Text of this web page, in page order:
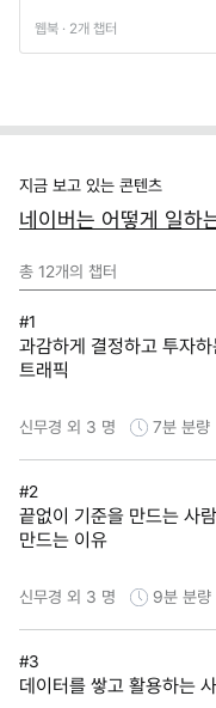
웹북 · 2개 챕터
지금 보고 있는 콘텐츠
네이버는 어떻게 일하
총 12개의 챕터
#1
과감하게 결정하고 투자
트래픽
신무경 외 3 명 7분 분량
#2
끝없이 기준을 만드는 사
만드는 이유
신무경 외 3 명 9분 분량
#3
데이터를 쌓고 활용하는